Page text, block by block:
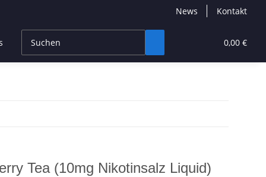
News Kontakt
0,00 €
CBD Products High End
Tea (10mg Nikotinsalz Liquid)